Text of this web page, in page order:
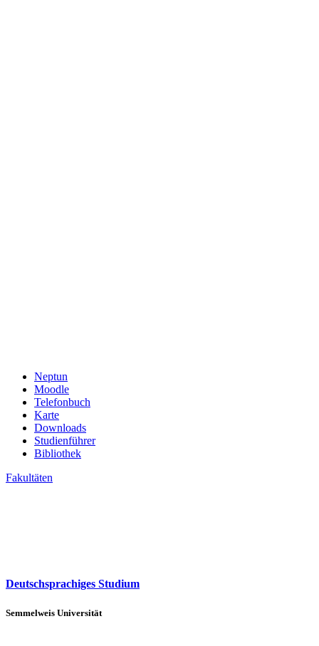
Neptun
Moodle
Telefonbuch
Karte
Downloads
Studienführer
Bibliothek
Fakultäten
Deutschsprachiges Studium
Semmelweis Universität